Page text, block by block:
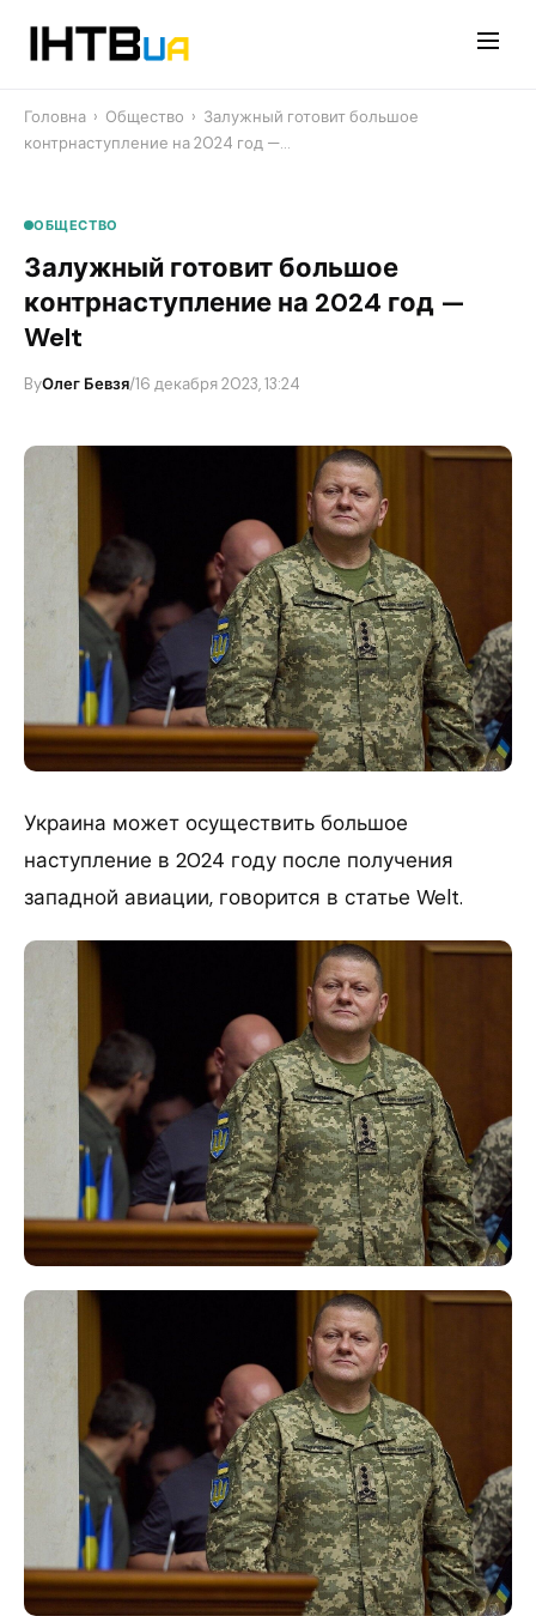
Головна › Общество › ​Залужный готовит большое
контрнаступление на 2024 год —…
ОБЩЕСТВО
​Залужный готовит большое
контрнаступление на 2024 год —
Welt
ByОлег Бевзя/16 декабря 2023, 13:24
Украина может осуществить большое
наступление в 2024 году после получения
западной авиации, говорится в статье Welt.